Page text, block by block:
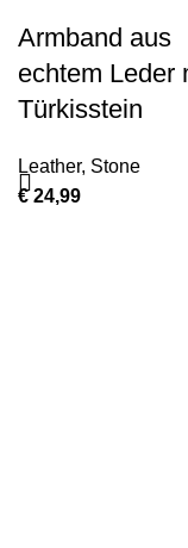
Armband aus
echtem Leder
Türkisstein
Leather, Stone
€24,99